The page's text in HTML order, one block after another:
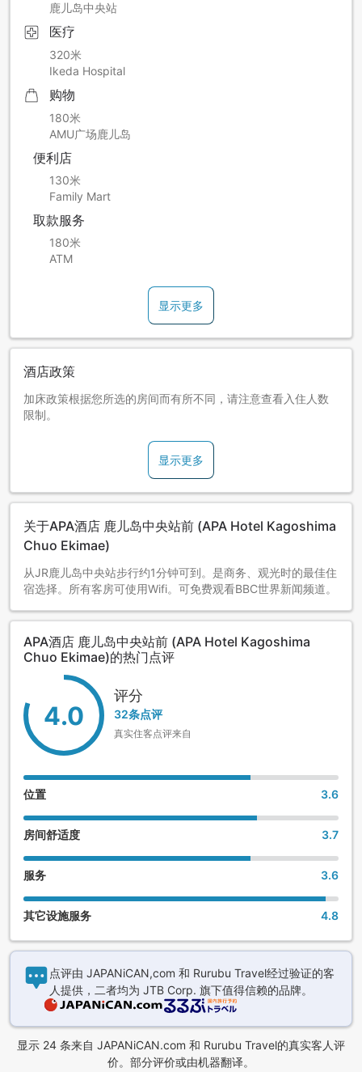
鹿儿岛中央站
医疗
320米
Ikeda Hospital
购物
180米
AMU广场鹿儿岛
便利店
130米
Family Mart
取款服务
180米
ATM
显示更多
酒店政策
加床政策根据您所选的房间而有所不同，请注意查看入住人数
限制。
显示更多
关于APA酒店 鹿儿岛中央站前 (APA Hotel Kagoshima
Chuo Ekimae)
从JR鹿儿岛中央站步行约1分钟可到。是商务、观光时的最佳住
宿选择。所有客房可使用Wifi。可免费观看BBC世界新闻频道。
APA酒店 鹿儿岛中央站前 (APA Hotel Kagoshima
Chuo Ekimae)的热门点评
4.0
评分
32条点评
真实住客点评来自
位置 3.6
房间舒适度 3.7
服务 3.6
其它设施服务 4.8
点评由 JAPANiCAN,com 和 Rurubu Travel经过验证的客
人提供，二者均为 JTB Corp. 旗下值得信赖的品牌。
显示 24 条来自 JAPANiCAN.com 和 Rurubu Travel的真实客人评
价。部分评价或由机器翻译。